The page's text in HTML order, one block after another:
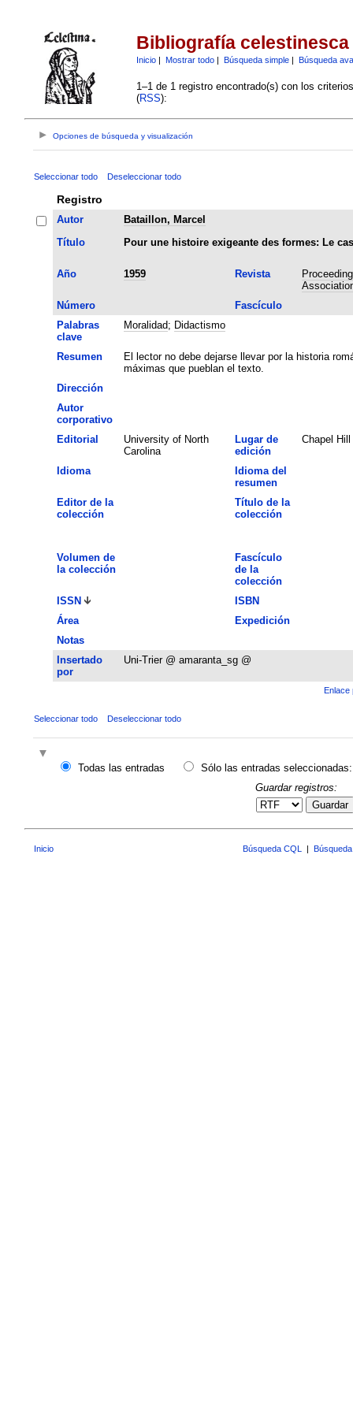
Bibliografía celestinesca
Inicio| Mostrar todo| Búsqueda simple| Búsqueda
1–1 de 1 registro encontrado(s) con los
(RSS):
Opciones de búsqueda y visualización
Seleccionar todo Deseleccionar todo
Registro
Autor
Bataillon, Marcel
Título
Pour une histoire exigeante des formes: Le
Año 1959 Revista
Número
Fascículo
Palabras
clave
Moralidad; Didactismo
Resumen
El lector no debe dejarse llevar por la historia
máximas que pueblan el texto.
Dirección
Autor
corporativo
Editorial
University of North
Carolina
Lugar de
edición
Chapel Hill
Idioma
Idioma del
resumen
Editor de la
colección
Título de la
colección
Volumen de
la colección
Fascículo
de la
colección
ISSN
ISBN
Área
Expedición
Notas
Insertado
por
Uni-Trier @ amaranta_sg @
Enlace
Seleccionar todo Deseleccionar todo
Todas las entradas
Sólo las entradas seleccionadas:
Guardar registros:
Guardar
Inicio Búsqueda CQL